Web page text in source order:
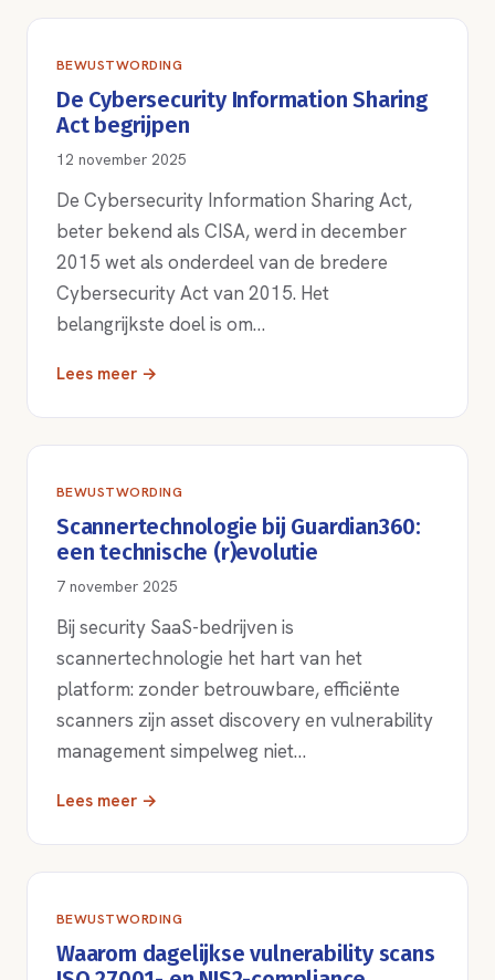
BEWUSTWORDING
De Cybersecurity Information Sharing
Act begrijpen
12 november 2025
De Cybersecurity Information Sharing Act,
beter bekend als CISA, werd in december
2015 wet als onderdeel van de bredere
Cybersecurity Act van 2015. Het
belangrijkste doel is om…
Lees meer →
BEWUSTWORDING
Scannertechnologie bij Guardian360:
een technische (r)evolutie
7 november 2025
Bij security SaaS-bedrijven is
scannertechnologie het hart van het
platform: zonder betrouwbare, efficiënte
scanners zijn asset discovery en vulnerability
management simpelweg niet…
Lees meer →
BEWUSTWORDING
Waarom dagelijkse vulnerability scans